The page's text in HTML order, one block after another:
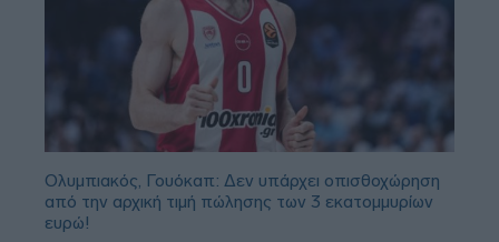
Ολυμπιακός, Γουόκαπ: Δεν υπάρχει οπισθοχώρηση
από την αρχική τιμή πώλησης των 3 εκατομμυρίων
ευρώ!